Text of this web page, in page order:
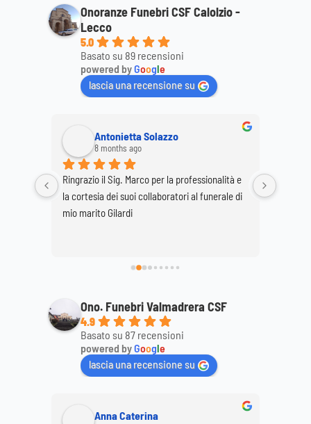
Onoranze Funebri CSF Calolzio -
Lecco
5.0
Basato su 89 recensioni
powered byGoogle
lascia una recensione su
Antonietta Solazzo
8 months ago
Ringrazio il Sig. Marco per la professionalità e
la cortesia dei suoi collaboratori al funerale di
mio marito Gilardi
Ono. Funebri Valmadrera CSF
4.9
Basato su 87 recensioni
powered byGoogle
lascia una recensione su
Anna Caterina